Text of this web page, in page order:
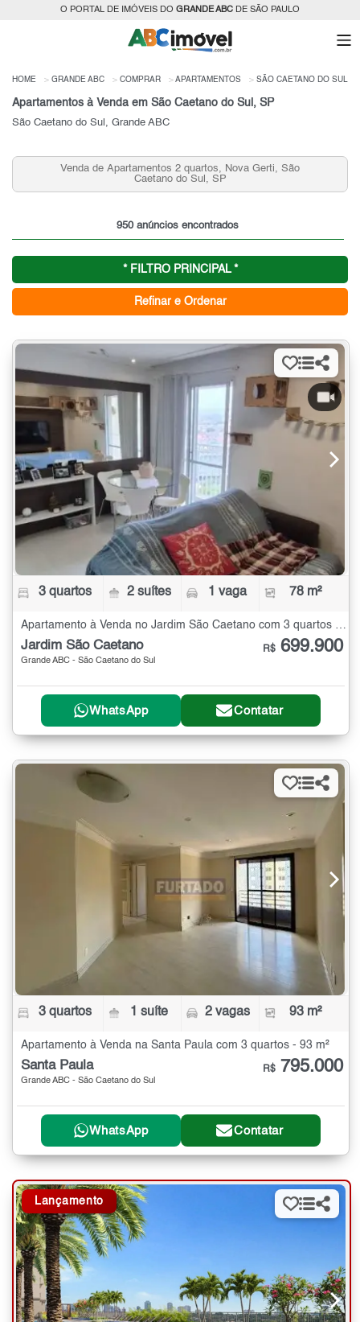
O PORTAL DE IMÓVEIS DO GRANDE ABC DE SÃO PAULO
HOME GRANDE ABC COMPRAR APARTAMENTOS SÃO CAETANO DO SUL
Apartamentos à Venda em São Caetano do Sul, SP
São Caetano do Sul, Grande ABC
de Apartamentos 2 quartos, Nova Gerti, São
Caetano do Sul, SP
950 anúncios encontrados
* FILTRO PRINCIPAL *
Refinar e Ordenar
3 quartos 2 suítes 1 vaga 78 m²
Apartamento à Venda no Jardim São Caetano com 3 quartos - 78 m²
Jardim São Caetano
Grande ABC - São Caetano do Sul
R$ 699.900
WhatsApp Contatar
3 quartos 1 suíte 2 vagas 93 m²
Apartamento à Venda na Santa Paula com 3 quartos - 93 m²
Santa Paula
Grande ABC - São Caetano do Sul
R$ 795.000
WhatsApp Contatar
Lançamento